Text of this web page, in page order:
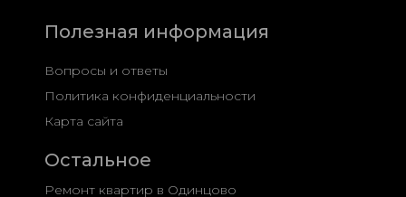
Полезная информация
Вопросы и ответы
Политика конфиденциальности
Карта сайта
Остальное
Ремонт квартир в Одинцово